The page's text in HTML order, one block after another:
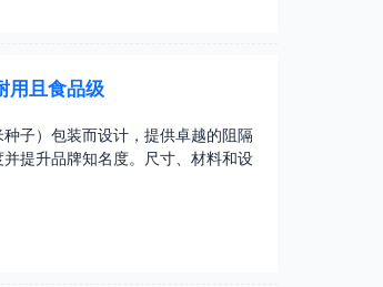
用且食品级
子）包装而设计，提供卓越的阻隔
提升品牌知名度。尺寸、材料和设